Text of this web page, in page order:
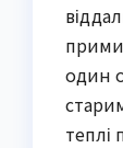
один
теплі